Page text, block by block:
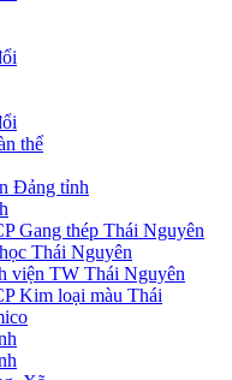
thể
Đảng tỉnh
Gang thép Thái Nguyên
Thái Nguyên
viện TW Thái Nguyên
Kim loại màu Thái